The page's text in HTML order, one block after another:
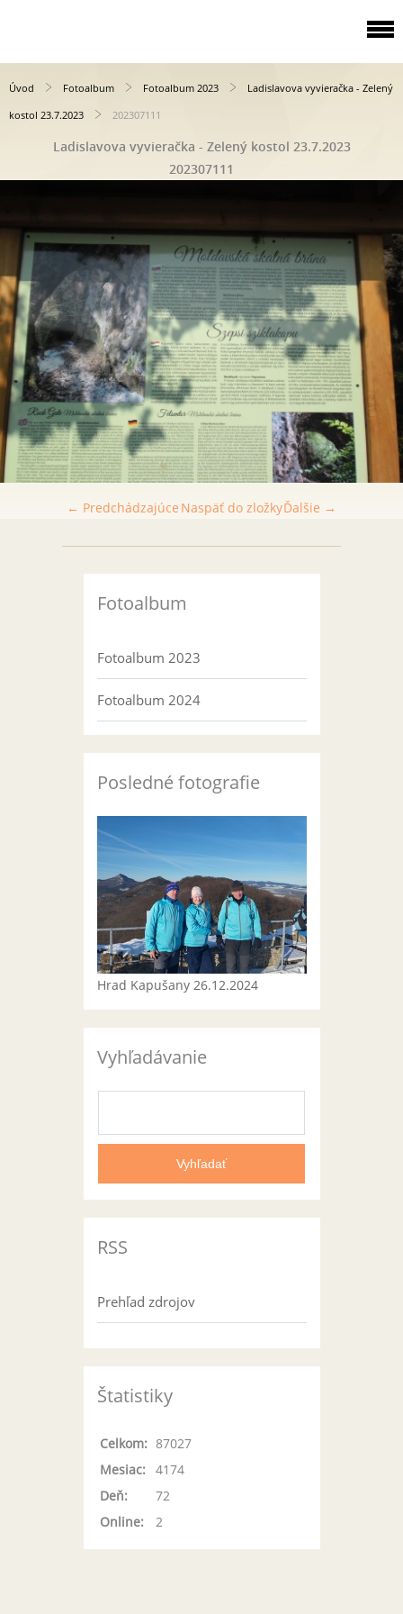
Úvod Fotoalbum Fotoalbum 2023
Ladislavova vyvieračka - Zelený
kostol 23.7.2023
202307111
Ladislavova vyvieračka - Zelený kostol 23.7.2023
202307111
← Predchádzajúce Ďalšie →
Naspäť do zložky
Fotoalbum
Fotoalbum 2023
Fotoalbum 2024
Posledné fotografie
Hrad Kapušany 26.12.2024
Vyhľadávanie
RSS
Prehľad zdrojov
Štatistiky
Online: 2
Celkom: 87027
Mesiac:
4174
Deň:
72